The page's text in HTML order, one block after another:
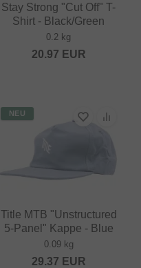
Stay Strong "Cut Off" T-
Shirt - Black/Green
0.2 kg
20.97 EUR
NEU
Title MTB "Unstructured
5-Panel" Kappe - Blue
0.09 kg
29.37 EUR